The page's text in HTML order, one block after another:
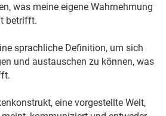
was meine eigene Wahrnehmung
betrifft.
sprachliche Definition, um sich
und austauschen zu können, was
eine vorgestellte Welt,